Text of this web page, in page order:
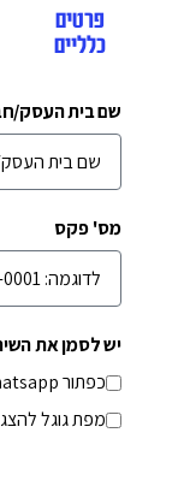
פרטים
כלליים
שם בית העסק/
מס' פקס
יש לסמן את
כפתור Whatsapp
מפת גוגל